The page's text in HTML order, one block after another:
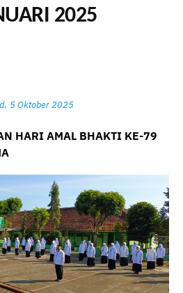
2025
5 Oktober 2025
HARI AMAL BHAKTI KE-79